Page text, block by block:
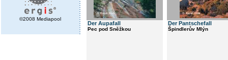
©2008 Mediapool
Der Aupafall
Pec pod Sněžkou
Der Pantschefall
Špindlerův Mlýn